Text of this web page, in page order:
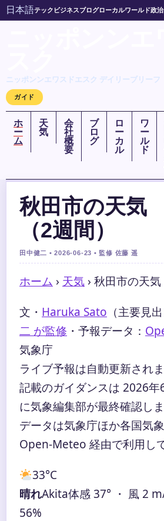
日本語テック ビジネスブログローカルワールド政治
ニッポンンエワスドエスク デイリーブリーフ
ガイド
ホ
ー
ム
天
気
会
社
概
要
ブ
ロ
グ
ロ
ー
カ
ル
ワ
ー
ル
ド
秋田市の天気
（2週間）
田中健二 • 2026-06-23 • 監修 佐藤 遥
ホーム › 天気 › 秋田市の天気
文・ Haruka Sato （主要見出
二 が監修 ・ 予報データ：
気象庁
ライブ予報は自動更新されま
記載のガイダンスは 2026年
に気象編集部が最終確認しま
データは気象庁ほか各国気
Open-Meteo 経由で利用し
33°C
晴れAkita体感 37° ・ 風 2
56%